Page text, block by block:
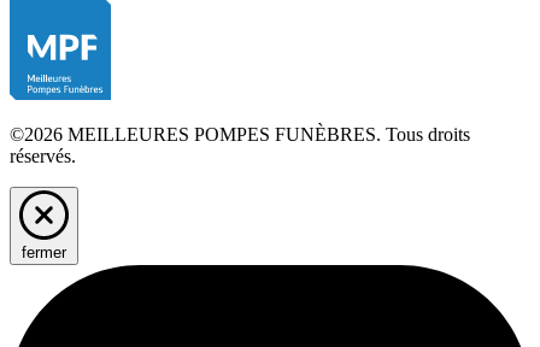
©2026 MEILLEURES POMPES FUNÈBRES. Tous droits
réservés.
fermer